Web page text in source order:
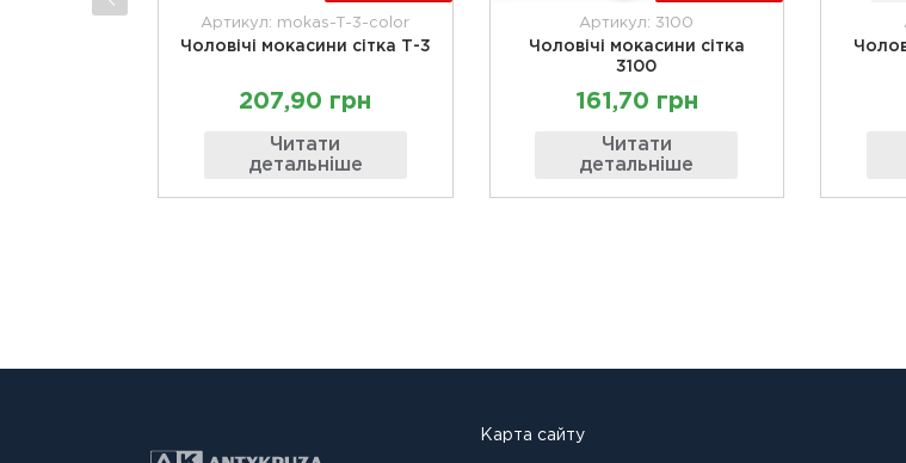
Артикул: mokas-T-3-color
Чоловічі мокасини сітка Т-3
207,90 грн
Читати
детальніше
Артикул: 3100
Чоловічі мокасини сітка
3100
161,70 грн
Читати
детальніше
Карта сайту